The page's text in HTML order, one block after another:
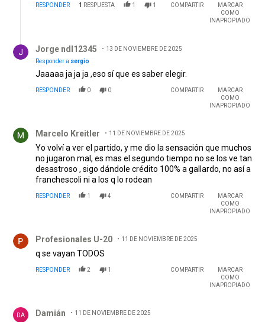
RESPONDER 1 RESPUESTA 1 1 COMPARTIR
MARCAR
COMO
INAPROPIADO
Jorge ndl12345
13 DE NOVIEMBRE DE 2025
Responder a sergio
Jaaaaa ja ja ja ,eso sí que es saber elegir.
RESPONDER 0 0 COMPARTIR
MARCAR
COMO
INAPROPIADO
Marcelo Kreitler 11 DE NOVIEMBRE DE 2025
Yo volví a ver el partido, y me dio la sensación que muchos
no jugaron mal, es mas el segundo tiempo no se los ve tan
desastroso , sigo dándole crédito 100% a gallardo, no así a
franchescoli ni a los q lo rodean
RESPONDER 1 4 COMPARTIR
MARCAR
COMO
INAPROPIADO
Profesionales U-20 11 DE NOVIEMBRE DE 2025
q se vayan TODOS
RESPONDER 2 1 COMPARTIR
MARCAR
COMO
INAPROPIADO
DA Damián 11 DE NOVIEMBRE DE 2025